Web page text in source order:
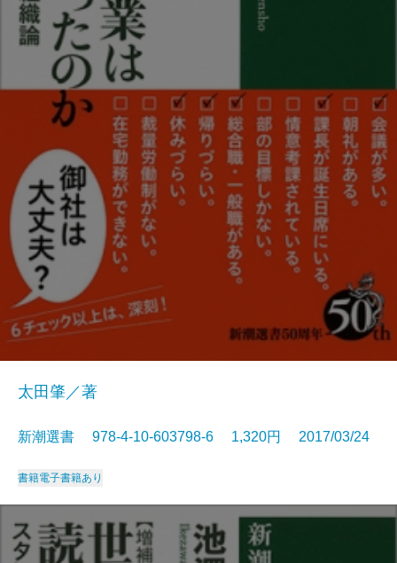
太田肇／著
新潮選書 978-4-10-603798-6 1,320円 2017/03/24
書籍電子書籍あり